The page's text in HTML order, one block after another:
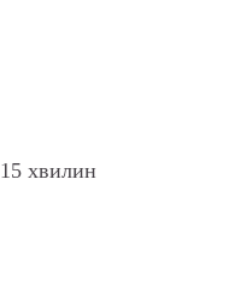
15 хвилин